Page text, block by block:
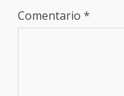
Comentario *